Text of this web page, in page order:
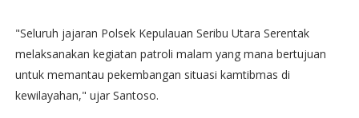
"Seluruh jajaran Polsek Kepulauan Seribu Utara Serentak
melaksanakan kegiatan patroli malam yang mana bertujuan
untuk memantau pekembangan situasi kamtibmas di
kewilayahan," ujar Santoso.